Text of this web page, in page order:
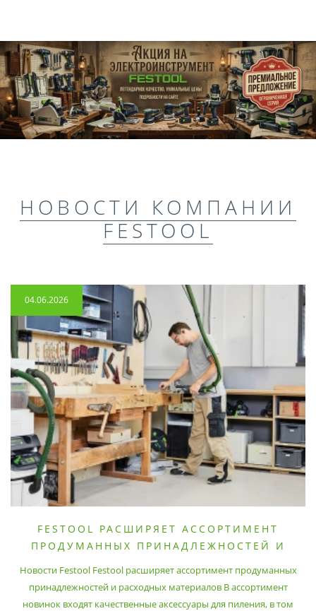
НОВОСТИ КОМПАНИИ
FESTOOL
04.06.2026
FESTOOL РАСШИРЯЕТ АССОРТИМЕНТ
ПРОДУМАННЫХ ПРИНАДЛЕЖНОСТЕЙ И
Новости Festool Festool расширяет ассортимент продуманных
принадлежностей и расходных материалов В ассортимент
новинок входят качественные аксессуары для пиления, в том